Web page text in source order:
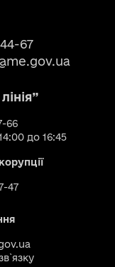
67
66
до 16:45
47